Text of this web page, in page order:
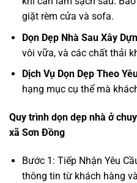
giặt rèm cửa và sofa.
Dọn Dẹp Nhà Sau Xây
vôi vữa, và các chất thải
Dịch Vụ Dọn Dẹp Theo
hạng mục cụ thể mà
Quy trình dọn dẹp nhà ở
xã Sơn Đồng
Bước 1: Tiếp Nhận Yêu
thông tin từ khách hàng